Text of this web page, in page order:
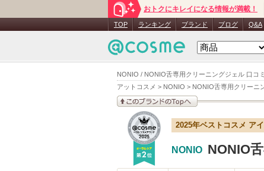
NONIO / NONIO舌専用クリーニングジェル 口コミ
アットコスメ > NONIO > NONIO舌専用クリーニ
おトクにキレイになる情報が満載！
TOP ランキング ブランド ブログ Q&A
このブランドの情報を
見る
2025年ベストコスメ ア
NONIO NONIO